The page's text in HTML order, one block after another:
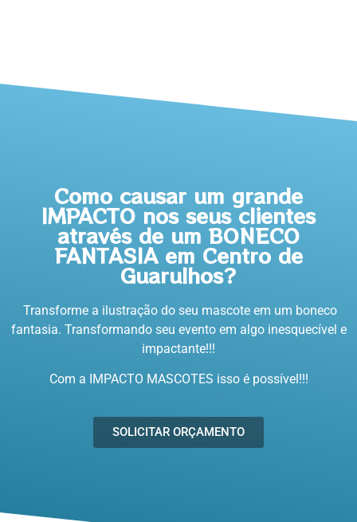
Como causar um grande
IMPACTO nos seus clientes
através de um BONECO
FANTASIA em Centro de
Guarulhos?
Transforme a ilustração do seu mascote em um boneco
fantasia. Transformando seu evento em algo inesquecível e
impactante!!!
Com a IMPACTO MASCOTES isso é possível!!!
SOLICITAR ORÇAMENTO